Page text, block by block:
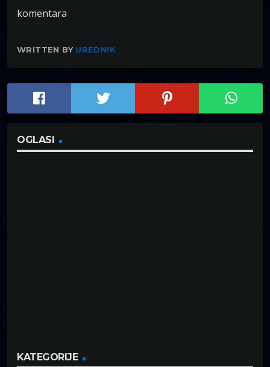
komentara
WRITTEN BY UREDNIK
OGLASI
KATEGORIJE